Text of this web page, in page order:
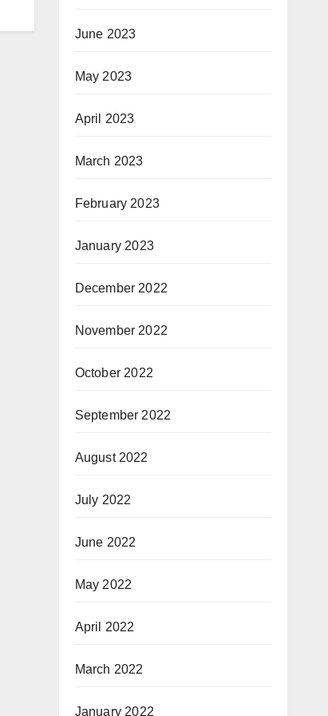
June 2023
May 2023
April 2023
March 2023
February 2023
January 2023
December 2022
November 2022
October 2022
September 2022
August 2022
July 2022
June 2022
May 2022
April 2022
March 2022
January 2022